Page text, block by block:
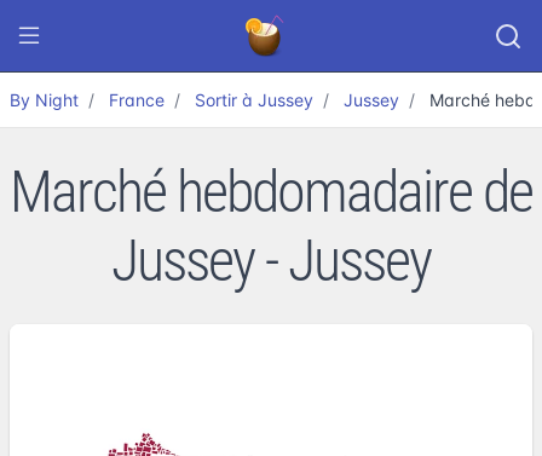
By Night France Sortir à Jussey Jussey Marché
Marché hebdomadaire de
Jussey - Jussey